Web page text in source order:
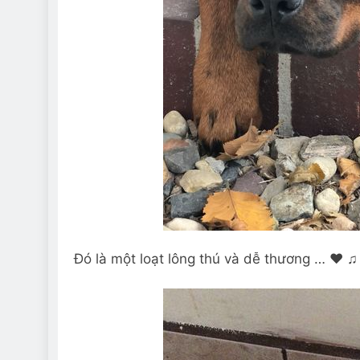
Đó là một loạt lông thú và dễ thương … ♥